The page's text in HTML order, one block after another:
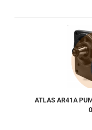
ATLAS AR41A